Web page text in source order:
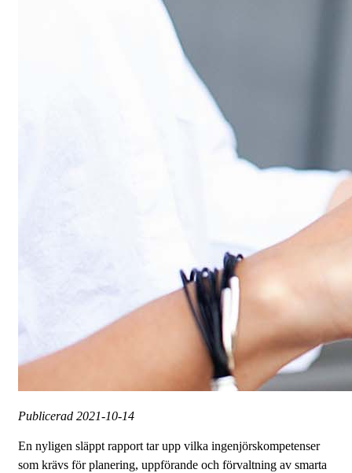
Publicerad 2021-10-14
En nyligen släppt rapport tar upp vilka ingenjörskompetenser
som krävs för planering, uppförande och förvaltning av smarta